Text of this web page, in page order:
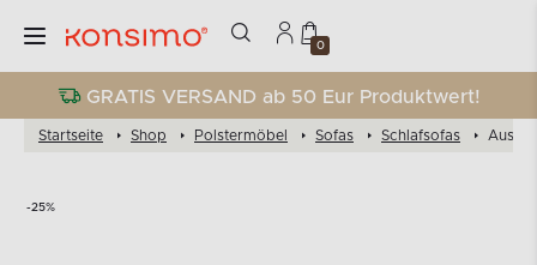
0
GRATIS VERSAND ab 50 Eur Produktwert!
Startseite Shop Polstermöbel Sofas Schlafsofas
-25%